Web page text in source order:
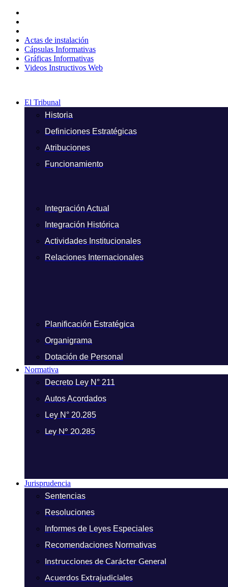
contenido
Actas de instalación
Cápsulas Informativas
Gráficas Informativas
Videos Instructivos Web
El Tribunal
Historia
Definiciones Estratégicas
Atribuciones
Funcionamiento
Integración Actual
Integración Histórica
Actividades Institucionales
Relaciones Internacionales
Planificación Estratégica
Organigrama
Dotación de Personal
Normativa
Decreto Ley N° 211
Autos Acordados
Ley N° 20.285
Ley N° 20.285
Jurisprudencia
Sentencias
Resoluciones
Informes de Leyes Especiales
Recomendaciones Normativas
Instrucciones de Carácter General
Acuerdos Extrajudiciales